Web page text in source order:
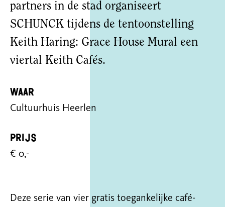
partners in de stad organiseert
SCHUNCK tijdens de tentoonstelling
Keith Haring: Grace House Mural een
viertal Keith Cafés.
Waar
Cultuurhuis Heerlen
Prijs
€ 0,-
Deze serie van vier gratis toegankelijke café-